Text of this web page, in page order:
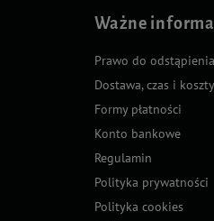
Ważne
Prawo do
Dostawa, czas i
Formy płatności
Konto bankowe
Regulamin
Polityka prywatności
Polityka cookies